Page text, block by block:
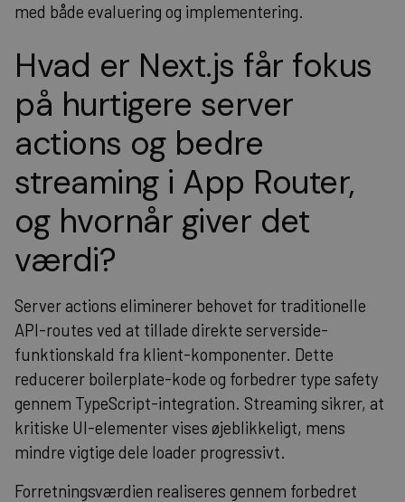
med både evaluering og implementering.
Hvad er Next.js får fokus
på hurtigere server
actions og bedre
streaming i App Router,
og hvornår giver det
værdi?
Server actions eliminerer behovet for traditionelle
API-routes ved at tillade direkte serverside-
funktionskald fra klient-komponenter. Dette
reducerer boilerplate-kode og forbedrer type safety
gennem TypeScript-integration. Streaming sikrer, at
kritiske UI-elementer vises øjeblikkeligt, mens
mindre vigtige dele loader progressivt.
Forretningsværdien realiseres gennem forbedret